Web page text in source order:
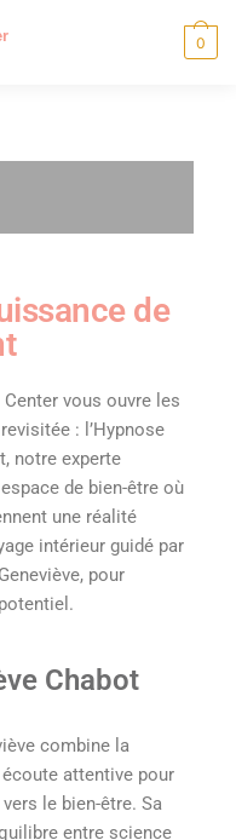
0
de
vous ouvre les
: l’Hypnose
notre experte
de bien-être où
une réalité
intérieur guidé par
pour
Chabot
combine la
écoute attentive pour
le bien-être. Sa
entre science